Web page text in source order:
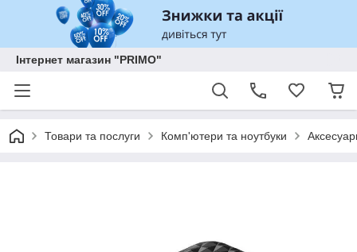
Інтернет магазин "PRIMO"
Товари та послуги Комп'ютери та ноутбуки